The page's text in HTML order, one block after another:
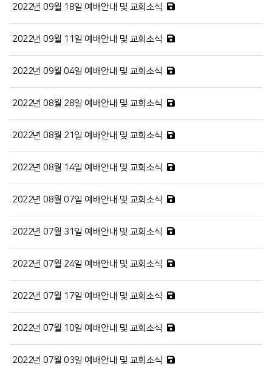
2022년 09월 18일 예배안내 및 교회소식
2022년 09월 11일 예배안내 및 교회소식
2022년 09월 04일 예배안내 및 교회소식
2022년 08월 28일 예배안내 및 교회소식
2022년 08월 21일 예배안내 및 교회소식
2022년 08월 14일 예배안내 및 교회소식
2022년 08월 07일 예배안내 및 교회소식
2022년 07월 31일 예배안내 및 교회소식
2022년 07월 24일 예배안내 및 교회소식
2022년 07월 17일 예배안내 및 교회소식
2022년 07월 10일 예배안내 및 교회소식
2022년 07월 03일 예배안내 및 교회소식